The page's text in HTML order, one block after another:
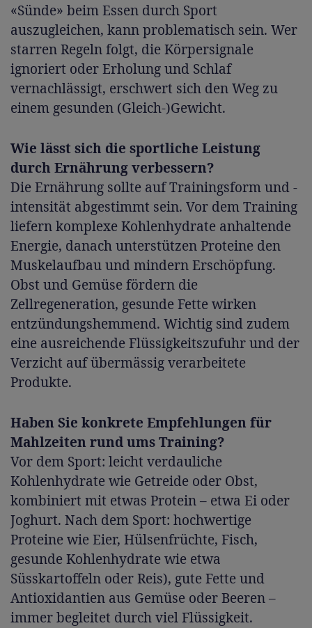
«Sünde» beim Essen durch Sport
auszugleichen, kann problematisch sein. Wer
starren Regeln folgt, die Körpersignale
ignoriert oder Erholung und Schlaf
vernachlässigt, erschwert sich den Weg zu
einem gesunden (Gleich-)Gewicht.
Wie lässt sich die sportliche Leistung
durch Ernährung verbessern?
Die Ernährung sollte auf Trainingsform und -
intensität abgestimmt sein. Vor dem Training
liefern komplexe Kohlenhydrate anhaltende
Energie, danach unterstützen Proteine den
Muskelaufbau und mindern Erschöpfung.
Obst und Gemüse fördern die
Zellregeneration, gesunde Fette wirken
entzündungshemmend. Wichtig sind zudem
eine ausreichende Flüssigkeitszufuhr und der
Verzicht auf übermässig verarbeitete
Produkte.
Haben Sie konkrete Empfehlungen für
Mahlzeiten rund ums Training?
Vor dem Sport: leicht verdauliche
Kohlenhydrate wie Getreide oder Obst,
kombiniert mit etwas Protein – etwa Ei oder
Joghurt. Nach dem Sport: hochwertige
Proteine wie Eier, Hülsenfrüchte, Fisch,
gesunde Kohlenhydrate wie etwa
Süsskartoffeln oder Reis), gute Fette und
Antioxidantien aus Gemüse oder Beeren –
immer begleitet durch viel Flüssigkeit.